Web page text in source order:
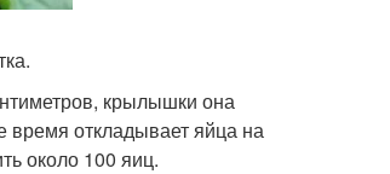
крылышки она
время откладывает яйца на
около 100 яиц.